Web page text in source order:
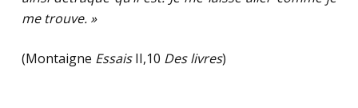
me trouve. »
(Montaigne EssaisII,10 Des livres)